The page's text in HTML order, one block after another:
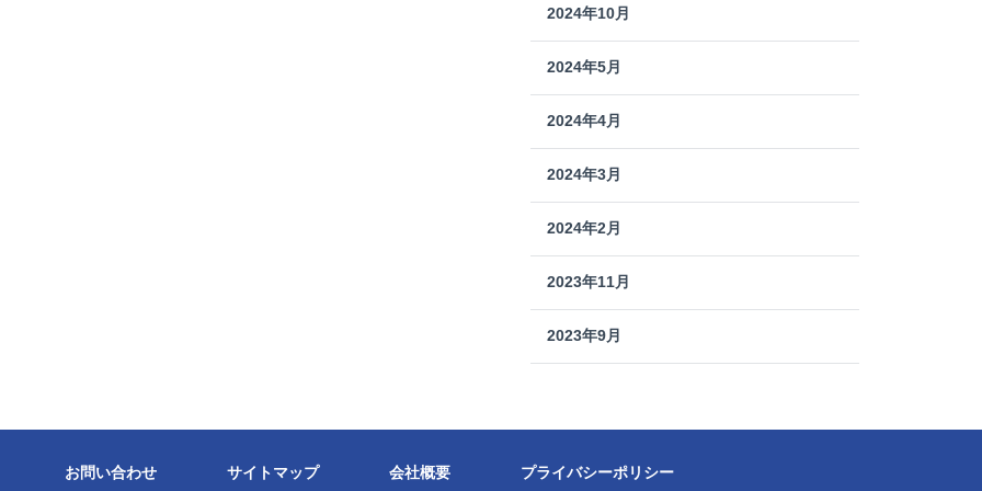
2024年10月
2024年5月
2024年4月
2024年3月
2024年2月
2023年11月
2023年9月
お問い合わせ サイトマップ 会社概要 プライバシーポリシー